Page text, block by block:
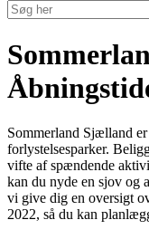
Sommerland Sjælland
forlystelsesparker.
vifte af spændende
kan du nyde en sjov og
vi give dig en oversigt
2022, så du kan